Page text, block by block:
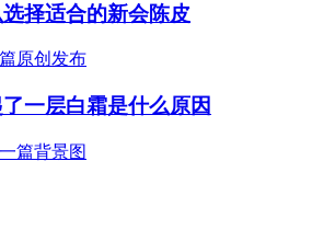
择适合的新会陈皮
原创发布
一层白霜是什么原因